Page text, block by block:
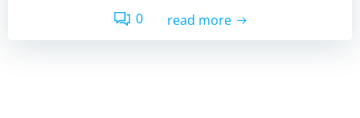
0 read more